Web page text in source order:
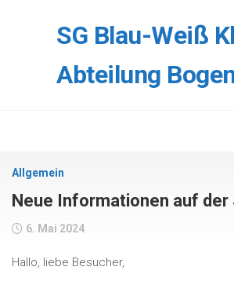
SG Blau-Weiß
Abteilung
Allgemein
Neue Informationen auf der
6. Mai 2024
Hallo, liebe Besucher,